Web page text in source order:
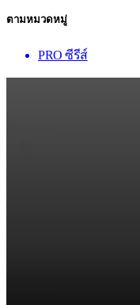
ตามหมวดหมู่
PRO ซีรีส์